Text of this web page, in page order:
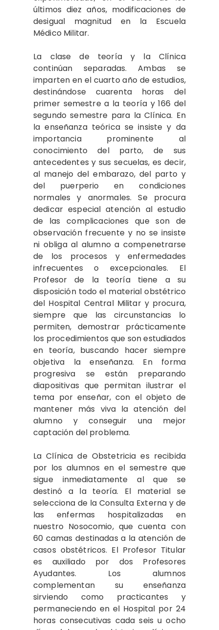
últimos diez años, modificaciones de
desigual magnitud en la Escuela
Médico Militar.
La clase de teoría y la Clínica
continúan separadas. Ambas se
imparten en el cuarto año de estudios,
destinándose cuarenta horas del
primer semestre a la teoría y 166 del
segundo semestre para la Clínica. En
la enseñanza teórica se insiste y da
importancia prominente al
conocimiento del parto, de sus
antecedentes y sus secuelas, es decir,
al manejo del embarazo, del parto y
del puerperio en condiciones
normales y anormales. Se procura
dedicar especial atención al estudio
de las complicaciones que son de
observación frecuente y no se insiste
ni obliga al alumno a compenetrarse
de los procesos y enfermedades
infrecuentes o excepcionales. El
Profesor de la teoría tiene a su
disposición todo el material obstétrico
del Hospital Central Militar y procura,
siempre que las circunstancias lo
permiten, demostrar prácticamente
los procedimientos que son estudiados
en teoría, buscando hacer siempre
objetiva la enseñanza. En forma
progresiva se están preparando
diapositivas que permitan ilustrar el
tema por enseñar, con el objeto de
mantener más viva la atención del
alumno y conseguir una mejor
captación del problema.
La Clínica de Obstetricia es recibida
por los alumnos en el semestre que
sigue inmediatamente al que se
destinó a la teoría. El material se
selecciona de la Consulta Externa y de
las enfermas hospitalizadas en
nuestro Nosocomio, que cuenta con
60 camas destinadas a la atención de
casos obstétricos. El Profesor Titular
es auxiliado por dos Profesores
Ayudantes. Los alumnos
complementan su enseñanza
sirviendo como practicantes y
permaneciendo en el Hospital por 24
horas consecutivas cada seis u ocho